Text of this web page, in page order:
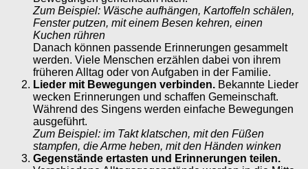
Zum Beispiel: Wäsche aufhängen, Kartoffeln schälen,
Fenster putzen, mit einem Besen kehren, einen
Kuchen rühren
Danach können passende Erinnerungen gesammelt
werden. Viele Menschen erzählen dabei von ihrem
früheren Alltag oder von Aufgaben in der Familie.
Lieder mit Bewegungen verbinden. Bekannte Lieder
wecken Erinnerungen und schaffen Gemeinschaft.
Während des Singens werden einfache Bewegungen
ausgeführt.
Zum Beispiel: im Takt klatschen, mit den Füßen
stampfen, die Arme heben, mit den Händen winken
Gegenstände ertasten und Erinnerungen teilen.